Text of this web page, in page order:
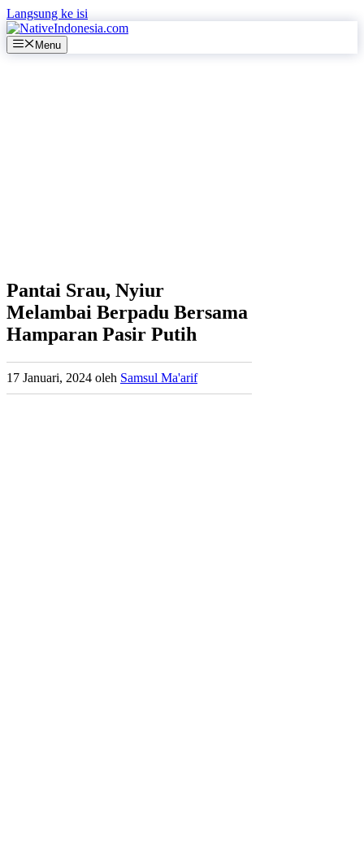
Langsung ke isi
Menu
Pantai Srau, Nyiur
Melambai Berpadu Bersama
Hamparan Pasir Putih
17 Januari, 2024 oleh Samsul Ma'arif